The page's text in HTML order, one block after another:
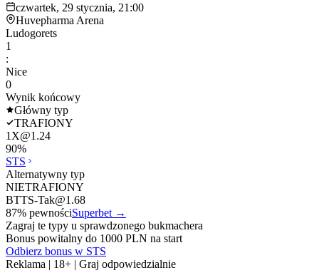
czwartek, 29 stycznia, 21:00
Huvepharma Arena
Ludogorets
1
:
Nice
0
Wynik końcowy
Główny typ
TRAFIONY
1X@1.24
90%
STS
Alternatywny typ
NIETRAFIONY
BTTS-Tak@1.68
87% pewnościSuperbet →
Zagraj te typy u sprawdzonego bukmachera
Bonus powitalny do 1000 PLN na start
Odbierz bonus w STS
Reklama | 18+ | Graj odpowiedzialnie